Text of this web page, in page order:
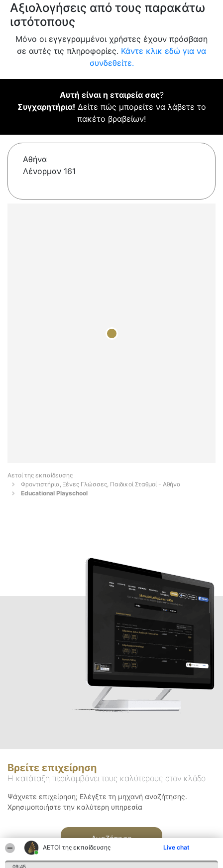
ΑΕΤΟΊ της εκπαίδευσης Live chat
09:45
Αξιολογήσεις από τους παρακάτω
ιστότοπους
Μόνο οι εγγεγραμμένοι χρήστες έχουν πρόσβαση
σε αυτές τις πληροφορίες. Κάντε κλικ εδώ για να
συνδεθείτε.
Αυτή είναι η εταιρεία σας?
Συγχαρητήρια! Δείτε πώς μπορείτε να λάβετε το
πακέτο βραβείων!
Αθήνα
Λένορμαν 161
Αετοί της εκπαίδευσης
Φροντιστήρια, Ξένες Γλώσσες, Παιδικοί Σταθμοί - Αθήνα
Educational Playschool
Βρείτε επιχείρηση
Η κατάταξη περιλαμβάνει τους καλύτερους στον κλάδο
Ψάχνετε επιχείρηση; Ελέγξτε τη μηχανή αναζήτησης.
Χρησιμοποιήστε την καλύτερη υπηρεσία
Αναζήτηση